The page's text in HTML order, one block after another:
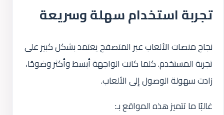
تجربة استخدام سهلة وسريعة
نجاح منصات الألعاب عبر المتصفح يعتمد بشكل كبير على
تجربة المستخدم. كلما كانت الواجهة أبسط وأكثر وضوحًا،
زادت سهولة الوصول إلى الألعاب.
غالبًا ما تتميز هذه المواقع بـ: